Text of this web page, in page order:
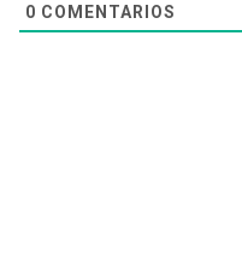
0 COMENTARIOS